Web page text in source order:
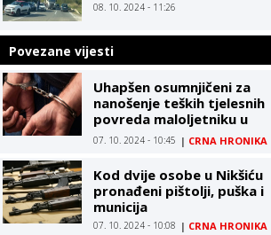
08. 10. 2024 - 11:26
Povezane vijesti
Uhapšen osumnjičeni za
nanošenje teških tjelesnih
povreda maloljetniku u
Budvi
07. 10. 2024 - 10:45 | CRNA HRONIKA
Kod dvije osobe u Nikšiću
pronađeni pištolji, puška i
municija
07. 10. 2024 - 10:08 | CRNA HRONIKA